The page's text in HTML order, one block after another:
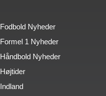
Fodbold Nyheder
Formel 1 Nyheder
Håndbold Nyheder
Højtider
Indland